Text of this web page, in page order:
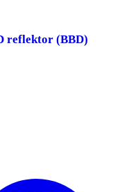
reflektor (BBD)